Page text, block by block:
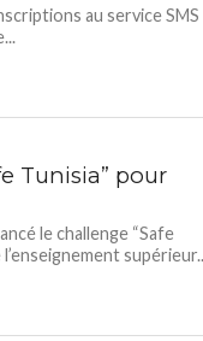
au service SMS
Tunisia” pour
le challenge “Safe